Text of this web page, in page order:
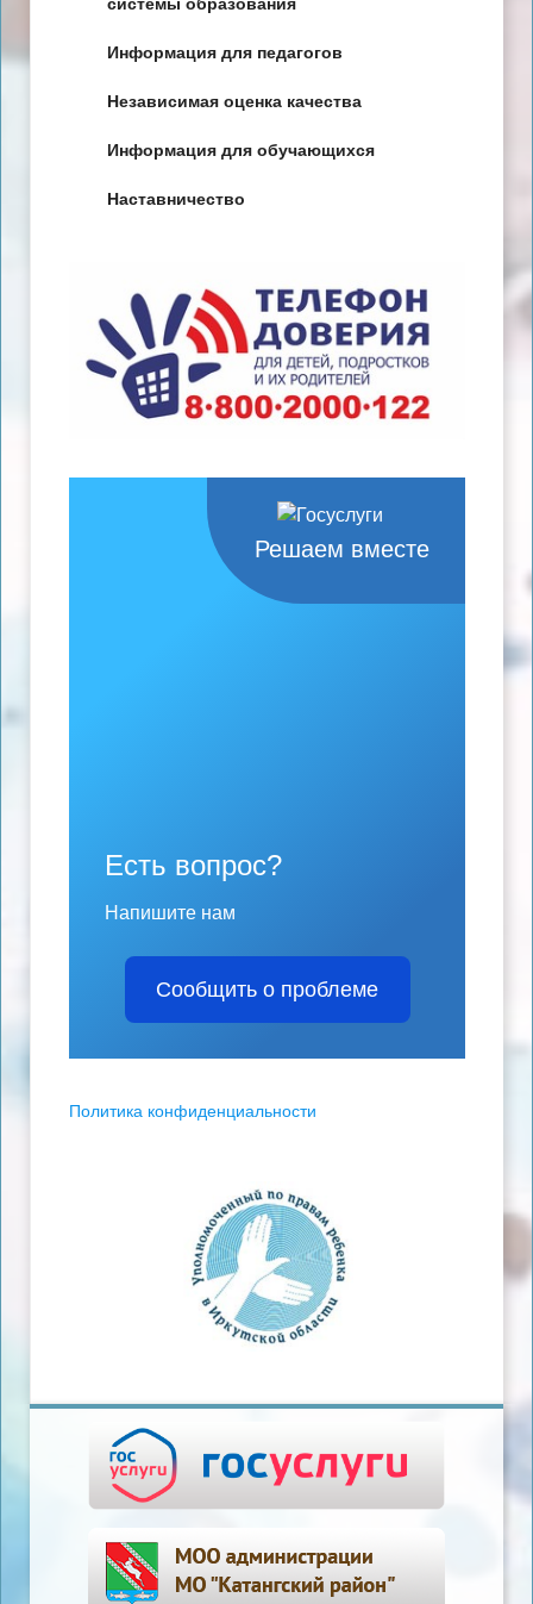
Информация для педагогов
Независимая оценка качества
Информация для обучающихся
Наставничество
Решаем вместе
Есть вопрос?
Напишите нам
Сообщить о проблеме
Политика конфиденциальности